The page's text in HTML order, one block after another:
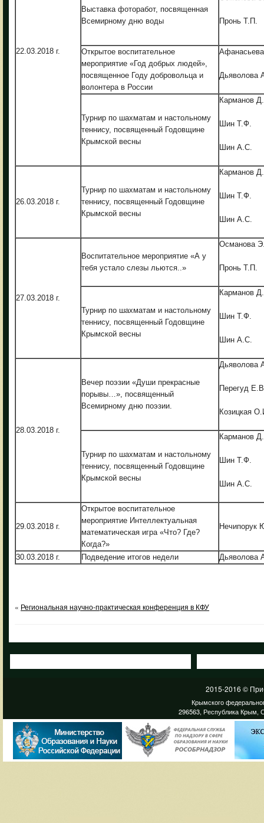
22.03.2018 г.
Выставка фоторабот, посвященная
Всемирному дню воды
Пронь Т.П.
Открытое воспитательное
мероприятие «Год добрых людей»,
посвященное Году добровольца и
волонтера в России
Дьяволова
Турнир по шахматам и настольному
теннису, посвященный Годовщине
Крымской весны
Карманов
Шин Т.Ф.
Шин А.С.
26.03.2018 г.
Турнир по шахматам и настольному
теннису, посвященный Годовщине
Крымской весны
Карманов
Шин Т.Ф.
Шин А.С.
27.03.2018 г.
Воспитательное мероприятие «А у
тебя устало слезы льются..»
Османова
Пронь Т.П.
Турнир по шахматам и настольному
теннису, посвященный Годовщине
Крымской весны
Карманов
Шин Т.Ф.
Шин А.С.
28.03.2018 г.
Вечер поэзии «Души прекрасные
порывы…», посвященный
Всемирному дню поэзии.
Дьяволова
Перегуд
Козицкая
Турнир по шахматам и настольному
теннису, посвященный Годовщине
Крымской весны
Карманов
Шин Т.Ф.
Шин А.С.
29.03.2018 г.
Открытое воспитательное
мероприятие Интеллектуальная
математическая игра «Что? Где?
Когда?»
Нечипорук
30.03.2018 г. Подведение итогов недели Дьяволова
« Региональная научно-практическая конференция в КФУ
2015-2016 ©
Крымского
296563, Республика Крым,